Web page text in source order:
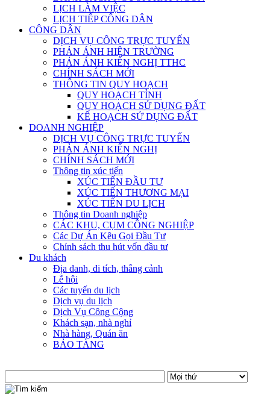
LỊCH LÀM VIỆC
LỊCH TIẾP CÔNG DÂN
CÔNG DÂN
DỊCH VỤ CÔNG TRỰC TUYẾN
PHẢN ÁNH HIỆN TRƯỜNG
PHẢN ÁNH KIẾN NGHỊ TTHC
CHÍNH SÁCH MỚI
THÔNG TIN QUY HOẠCH
QUY HOẠCH TỈNH
QUY HOẠCH SỬ DỤNG ĐẤT
KẾ HOẠCH SỬ DỤNG ĐẤT
DOANH NGHIỆP
DỊCH VỤ CÔNG TRỰC TUYẾN
PHẢN ÁNH KIẾN NGHỊ
CHÍNH SÁCH MỚI
Thông tin xúc tiến
XÚC TIẾN ĐẦU TƯ
XÚC TIẾN THƯƠNG MẠI
XÚC TIẾN DU LỊCH
Thông tin Doanh nghiệp
CÁC KHU, CỤM CÔNG NGHIỆP
Các Dự Án Kêu Gọi Đầu Tư
Chính sách thu hút vốn đầu tư
Du khách
Địa danh, di tích, thắng cảnh
Lễ hội
Các tuyến du lịch
Dịch vụ du lịch
Dịch Vụ Công Cộng
Khách sạn, nhà nghỉ
Nhà hàng, Quán ăn
BẢO TÀNG